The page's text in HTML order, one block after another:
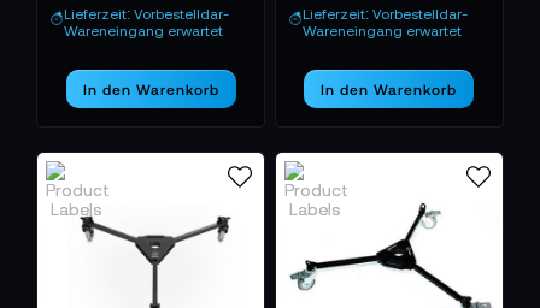
Lieferzeit: Vorbestelldar-
Wareneingang erwartet
In den Warenkorb
Lieferzeit: Vorbestelldar-
Wareneingang erwartet
In den Warenkorb